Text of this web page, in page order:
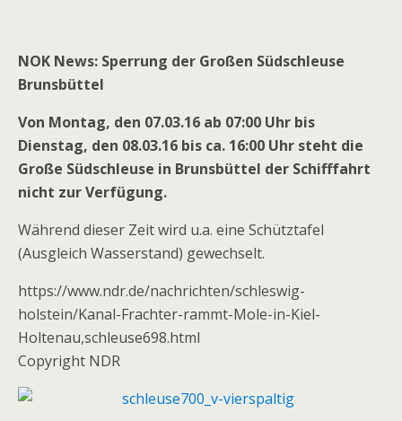
NOK News: Sperrung der Großen Südschleuse
Brunsbüttel
Von Montag, den 07.03.16 ab 07:00 Uhr bis
Dienstag, den 08.03.16 bis ca. 16:00 Uhr steht die
Große Südschleuse in Brunsbüttel der Schifffahrt
nicht zur Verfügung.
Während dieser Zeit wird u.a. eine Schütztafel
(Ausgleich Wasserstand) gewechselt.
https://www.ndr.de/nachrichten/schleswig-
holstein/Kanal-Frachter-rammt-Mole-in-Kiel-
Holtenau,schleuse698.html
Copyright NDR